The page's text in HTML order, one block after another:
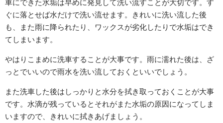
車にできた水垢は早めに発見して洗い流すことが大切です。す
ぐに落とせば水だけで洗い流せます。きれいに洗い流した後
も、また雨に降られたり、ワックスが劣化したりで水垢はでき
てしまいます。
やはりこまめに洗車することが大事です。雨に濡れた後は、ざ
っとでいいので雨水を洗い流しておくといいでしょう。
また洗車した後はしっかりと水分を拭き取っておくことが大事
です。水滴が残っているとそれがまた水垢の原因になってしま
いますので、きれいに拭きあげましょう。